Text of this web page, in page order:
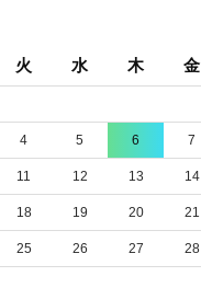
火 水 木 金
4 5 6 7
11 12 13 14
18 19 20 21
25 26 27 28